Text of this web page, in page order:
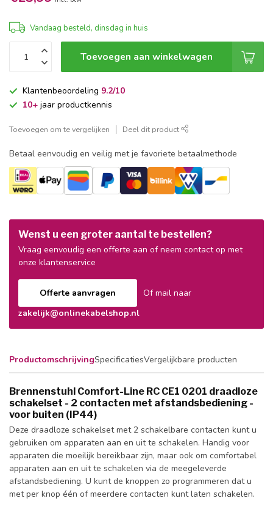
Vandaag besteld, dinsdag in huis
Toevoegen aan winkelwagen
Klantenbeoordeling 9.2/10
10+ jaar productkennis
Toevoegen om te vergelijken Deel dit product
Betaal eenvoudig en veilig met je favoriete betaalmethode
Wenst u een groter aantal te bestellen?
Vraag eenvoudig een offerte aan of neem contact op met
onze klantenservice
Offerte aanvragen
Of mail naar
zakelijk@onlinekabelshop.nl
ProductomschrijvingSpecificatiesVergelijkbare producten
Brennenstuhl Comfort-Line RC CE1 0201 draadloze
schakelset - 2 contacten met afstandsbediening -
voor buiten (IP44)
Deze draadloze schakelset met 2 schakelbare contacten kunt u
gebruiken om apparaten aan en uit te schakelen. Handig voor
apparaten die moeilijk bereikbaar zijn, maar ook om comfortabel
apparaten aan en uit te schakelen via de meegeleverde
afstandsbediening. U kunt de knoppen zo programmeren dat u
met per knop één of meerdere contacten kunt laten schakelen.